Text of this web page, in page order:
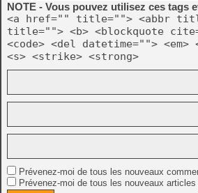
NOTE - Vous pouvez utilisez ces tags
<a href="" title=""> <abbr
title=""> <b> <blockquote
<code> <del datetime="">
<s> <strike> <strong>
Prévenez-moi de tous les nouveaux
Prévenez-moi de tous les nouveaux articles